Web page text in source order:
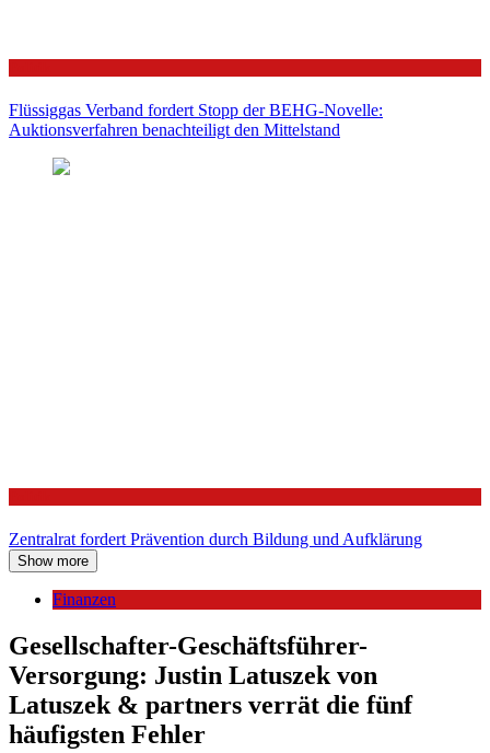
Flüssiggas Verband fordert Stopp der BEHG-Novelle:
Auktionsverfahren benachteiligt den Mittelstand
Zentralrat fordert Prävention durch Bildung und Aufklärung
Show more
Finanzen
Gesellschafter-Geschäftsführer-
Versorgung: Justin Latuszek von
Latuszek & partners verrät die fünf
häufigsten Fehler